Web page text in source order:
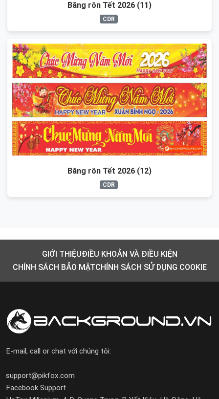
Băng rôn Tết 2026 (11)
CDR
Băng rôn Tết 2026 (12)
CDR
GIỚI THIỆUĐIỀU KHOẢN VÀ ĐIỀU KIỆN
CHÍNH SÁCH BẢO MẬTCHÍNH SÁCH SỬ DỤNG COOKIE
E-mail, call or chat với chúng tôi:
support@pikfox.com
Facebook Support